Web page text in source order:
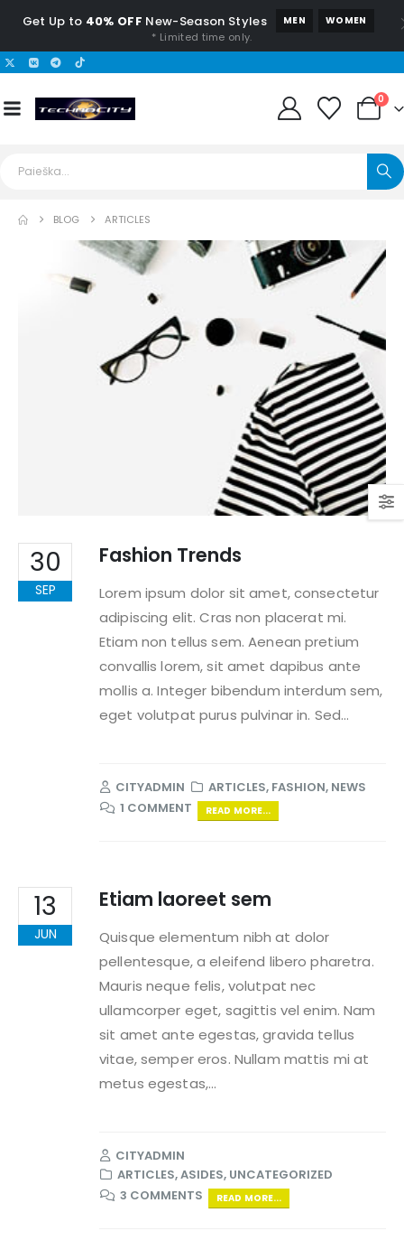
Get Up to 40% OFF New-Season Styles MEN WOMEN
* Limited time only.
0
BLOG ARTICLES
30
SEP
Fashion Trends
Lorem ipsum dolor sit amet, consectetur
adipiscing elit. Cras non placerat mi.
Etiam non tellus sem. Aenean pretium
convallis lorem, sit amet dapibus ante
mollis a. Integer bibendum interdum sem,
eget volutpat purus pulvinar in. Sed...
CITYADMIN ARTICLES, FASHION, NEWS
1 COMMENT
READ MORE...
13
JUN
Etiam laoreet sem
Quisque elementum nibh at dolor
pellentesque, a eleifend libero pharetra.
Mauris neque felis, volutpat nec
ullamcorper eget, sagittis vel enim. Nam
sit amet ante egestas, gravida tellus
vitae, semper eros. Nullam mattis mi at
metus egestas,...
CITYADMIN
ARTICLES,ASIDES, UNCATEGORIZED
3 COMMENTS
READ MORE...